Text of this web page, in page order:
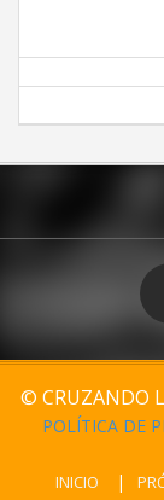
© CRUZANDO
POLÍTICA DE
INICIO